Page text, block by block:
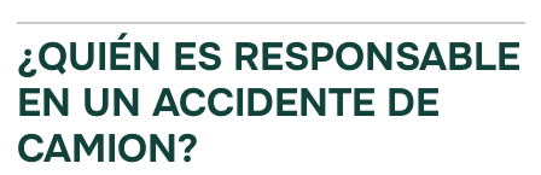
¿QUIÉN ES RESPONSABLE
EN UN ACCIDENTE DE
CAMION?